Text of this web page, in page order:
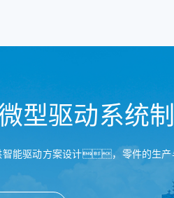
型驱动系统
能驱动方案设计，零件的生产